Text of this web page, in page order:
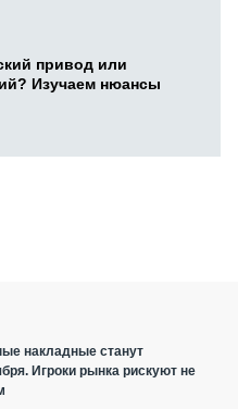
привод или
Изучаем нюансы
накладные станут
Игроки рынка рискуют не